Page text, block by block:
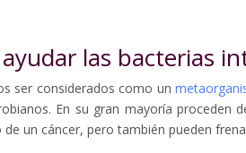
las bacterias
ser considerados como un
En su gran mayoría proceden
un cáncer, pero también pueden